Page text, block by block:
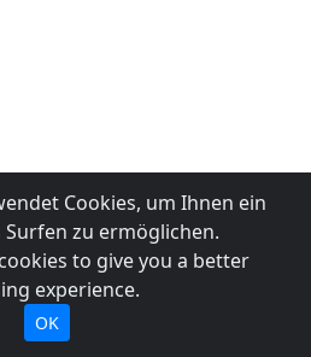
Cookies, um Ihnen ein
zu ermöglichen.
to give you a better
experience.
OK